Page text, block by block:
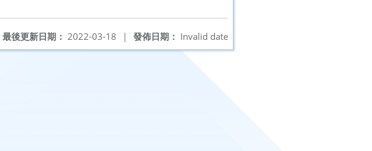
發佈日期： Invalid date
最後更新日期： 2022-03-18 |